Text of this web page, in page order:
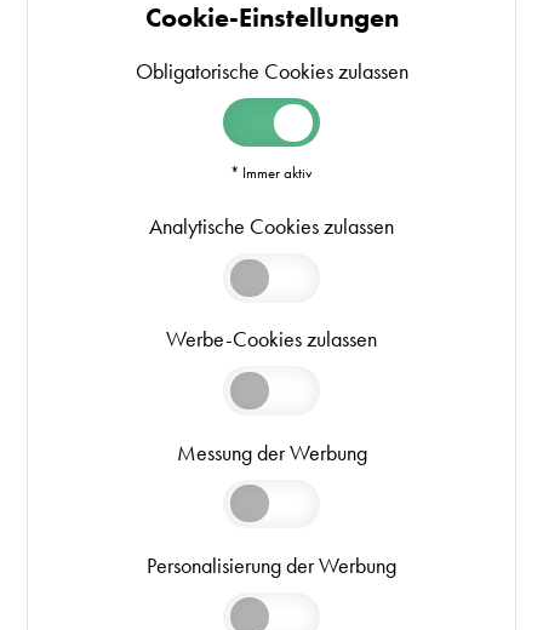
Cookie-Einstellungen
Obligatorische Cookies zulassen
* Immer aktiv
Analytische Cookies zulassen
Werbe-Cookies zulassen
Messung der Werbung
Personalisierung der Werbung